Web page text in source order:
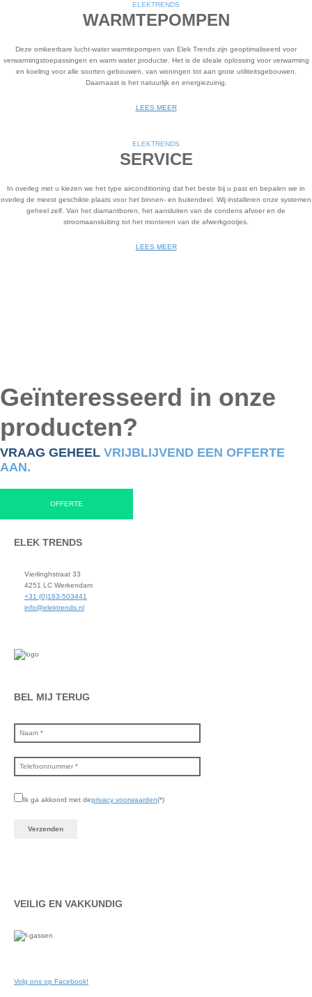
ELEKTRENDS
WARMTEPOMPEN
Deze omkeerbare lucht-water warmtepompen van Elek Trends zijn geoptimaliseerd voor
verwarmingstoepassingen en warm water productie. Het is de ideale oplossing voor verwarming
en koeling voor alle soorten gebouwen, van woningen tot aan grote utiliteitsgebouwen.
Daarnaast is het natuurlijk en energiezuinig.
LEES MEER
ELEKTRENDS
SERVICE
In overleg met u kiezen we het type airconditioning dat het beste bij u past en bepalen we in
overleg de meest geschikte plaats voor het binnen- en buitendeel. Wij installeren onze systemen
geheel zelf. Van het diamantboren, het aansluiten van de condens afvoer en de
stroomaansluiting tot het monteren van de afwerkgootjes.
LEES MEER
Geïnteresseerd in onze
producten?
VRAAG GEHEEL VRIJBLIJVEND EEN OFFERTE
AAN.
OFFERTE
ELEK TRENDS
Vierlinghstraat 33
4251 LC Werkendam
+31 (0)183-503441
info@elektrends.nl
BEL MIJ TERUG
Ik ga akkoord met deprivacy voorwaarden(*)
VEILIG EN VAKKUNDIG
Volg ons op Facebook!